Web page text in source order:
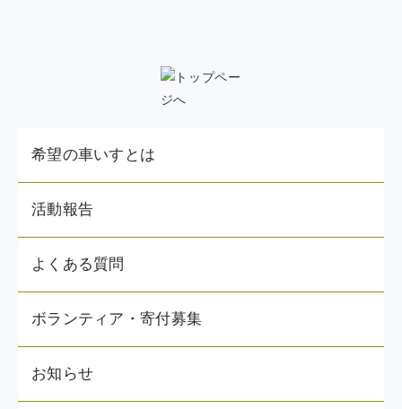
希望の車いすとは
活動報告
よくある質問
ボランティア・寄付募集
お知らせ